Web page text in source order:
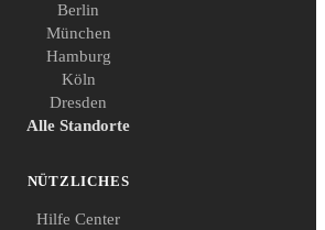
Berlin
München
Hamburg
Köln
Dresden
Alle Standorte
NÜTZLICHES
Hilfe Center